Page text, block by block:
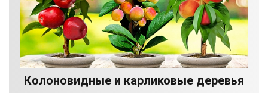
Колоновидные и карликовые деревья